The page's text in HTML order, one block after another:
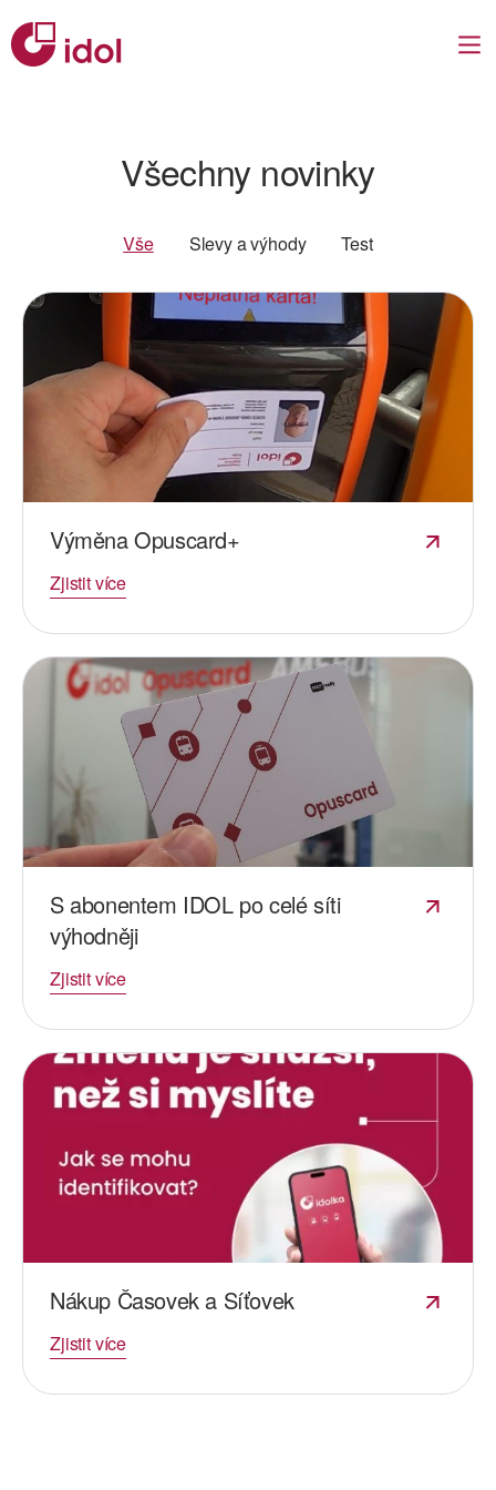
Všechny novinky
Vše Slevy a výhody Test
Výměna Opuscard+
Zjistit více
S abonentem IDOL po celé síti
výhodněji
Zjistit více
Nákup Časovek a Síťovek
Zjistit více